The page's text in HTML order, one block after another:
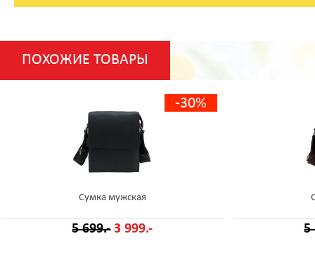
ПОХОЖИЕ ТОВАРЫ
-30%
Сумка мужская
5 699.- 3 999.- 5